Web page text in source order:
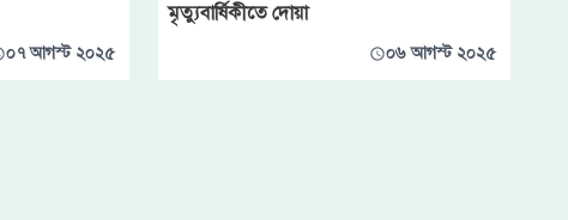
০৭ আগস্ট ২০২৫
মৃত্যুবার্ষিকীতে দোয়া
০৬ আগস্ট ২০২৫